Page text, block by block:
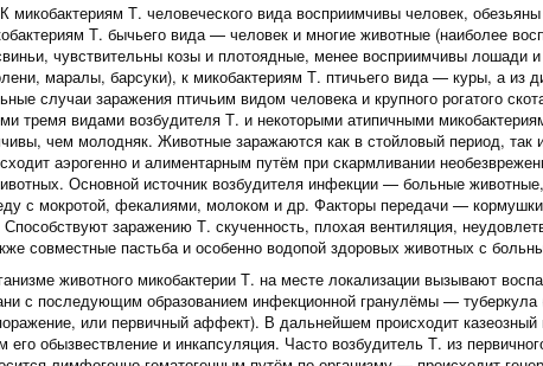
микобактериям Т. человеческого вида восприимчивы человек,
Т. бычьего вида — человек и многие животные (наиболее
чувствительны козы и плотоядные, менее восприимчивы лошади
маралы, барсуки), к микобактериям Т. птичьего вида — куры, а из
случаи заражения птичьим видом человека и крупного рогатого
тремя видами возбудителя Т. и некоторыми атипичными
чем молодняк. Животные заражаются как в стойловый период, так
аэрогенно и алиментарным путём при скармливании
Основной источник возбудителя инфекции — больные
с мокротой, фекалиями, молоком и др. Факторы передачи —
заражению Т. скученность, плохая вентиляция,
совместные пастьба и особенно водопой здоровых животных с
животного микобактерии Т. на месте локализации вызывают
с последующим образованием инфекционной гранулёмы — туберкула
или первичный аффект). В дальнейшем происходит казеозный
его обызвествление и инкапсуляция. Часто возбудитель Т. из